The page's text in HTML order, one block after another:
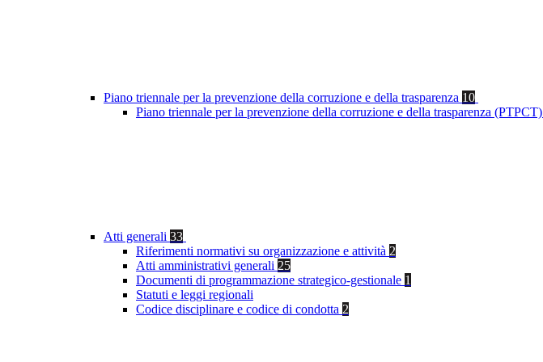
Piano triennale per la prevenzione della corruzione e della trasparenza 10
Piano triennale per la prevenzione della corruzione e della trasparenza (PTPCT)
Atti generali 33
Riferimenti normativi su organizzazione e attività 2
Atti amministrativi generali 25
Documenti di programmazione strategico-gestionale 1
Statuti e leggi regionali
Codice disciplinare e codice di condotta 2